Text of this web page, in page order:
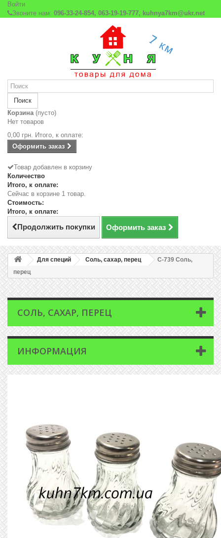
Войти
Звоните нам: 096-33-24-854, 063-19-19-777, kuhnya7km@ukr.net
Поиск
Корзина (пусто)
Нет товаров
0,00 грн. Итого, к оплате:
Оформить заказ
Товар добавлен в корзину
Количество
Итого, к оплате:
Сейчас в корзине 1 товар.
Стоимость:
Итого, к оплате:
Продолжить покупки Оформить заказ
Для специй Соль, сахар, перец
C-739 Соль,
перец
СОЛЬ, САХАР, ПЕРЕЦ
ИНФОРМАЦИЯ